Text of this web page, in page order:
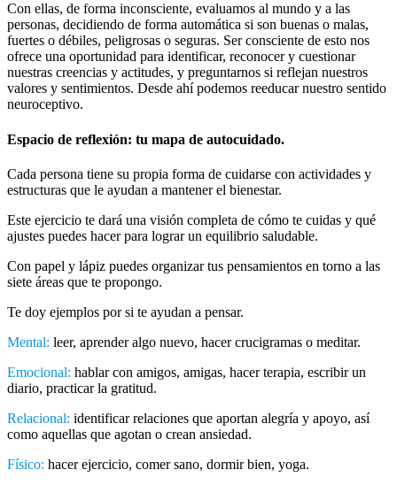
Con ellas, de forma inconsciente, evaluamos al mundo y a las
personas, decidiendo de forma automática si son buenas o malas,
fuertes o débiles, peligrosas o seguras. Ser consciente de esto nos
ofrece una oportunidad para identificar, reconocer y cuestionar
nuestras creencias y actitudes, y preguntarnos si reflejan nuestros
valores y sentimientos. Desde ahí podemos reeducar nuestro sentido
neuroceptivo.
Espacio de reflexión: tu mapa de autocuidado.
Cada persona tiene su propia forma de cuidarse con actividades y
estructuras que le ayudan a mantener el bienestar.
Este ejercicio te dará una visión completa de cómo te cuidas y qué
ajustes puedes hacer para lograr un equilibrio saludable.
Con papel y lápiz puedes organizar tus pensamientos en torno a las
siete áreas que te propongo.
Te doy ejemplos por si te ayudan a pensar.
Mental: leer, aprender algo nuevo, hacer crucigramas o meditar.
Emocional: hablar con amigos, amigas, hacer terapia, escribir un
diario, practicar la gratitud.
Relacional: identificar relaciones que aportan alegría y apoyo, así
como aquellas que agotan o crean ansiedad.
Físico: hacer ejercicio, comer sano, dormir bien, yoga.